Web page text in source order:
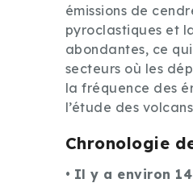
émissions de
pyroclastiques et
abondantes, ce
secteurs où les
la fréquence des
l’étude des
Chronologie
• Il y a environ